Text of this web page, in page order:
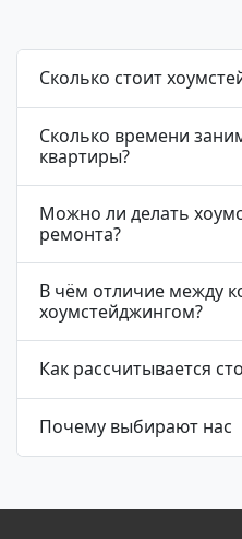
Сколько стоит
Сколько времени
квартиры?
Можно ли делать
ремонта?
В чём отличие между
хоумстейджингом?
Как рассчитывается
Почему выбирают нас